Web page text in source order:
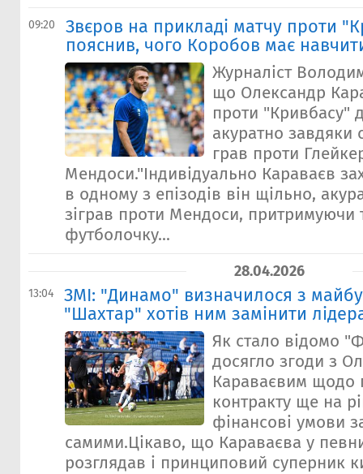
09:20
Звєров на прикладі матчу проти
пояснив, чого Коробов має
Журналіст
що Олександр
проти "Кривбасу"
акуратно завдяки
грав проти
Мендоси."Індивідуально Караваєв
в одному з епізодів він щільно,
зіграв проти Мендоси, притримуючи
футболочку...
28.04.2026
13:04
ЗМІ: "Динамо" визначилося з
"Шахтар" хотів ним замінити
Як стало відомо
досягло згоди з
Караваєвим щодо
контракту ще на
фінансові умови
самими.Цікаво, що Караваєва у
розглядав і принциповий суперник